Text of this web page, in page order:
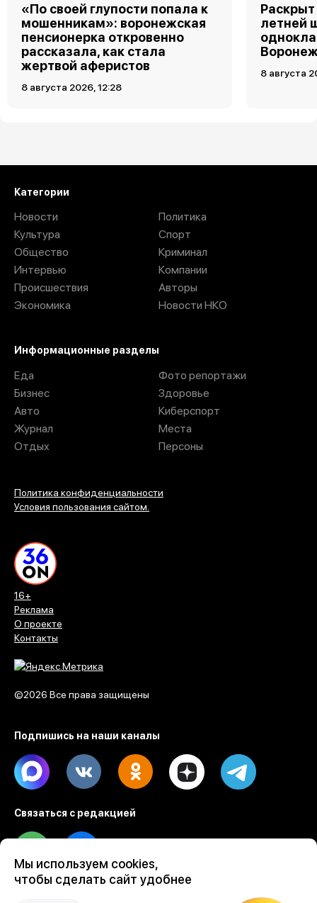
«По своей глупости попала к
мошенникам»: воронежская
пенсионерка откровенно
рассказала, как стала
жертвой аферистов
8 августа 2026, 12:28
летней
8 августа
16+
Реклама
О проекте
Контакты
©2026 Все права защищены
Категории
Новости
Культура
Общество
Интервью
Происшествия
Экономика
Политика
Спорт
Криминал
Компании
Авторы
Новости НКО
Информационные разделы
Еда
Бизнес
Авто
Журнал
Отдых
Фото репортажи
Здоровье
Киберспорт
Места
Персоны
Политика конфиденциальности
Условия пользования сайтом.
Подпишись на наши каналы
Max Dzen
Связаться с редакцией
Tel Email
Разработка веб проектов Evrone
Мы используем cookies,
чтобы сделать сайт удобнее